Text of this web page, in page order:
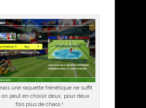
une raquette frénétique ne suffit
on peut en choisir deux, pour deux
fois plus de chaos !